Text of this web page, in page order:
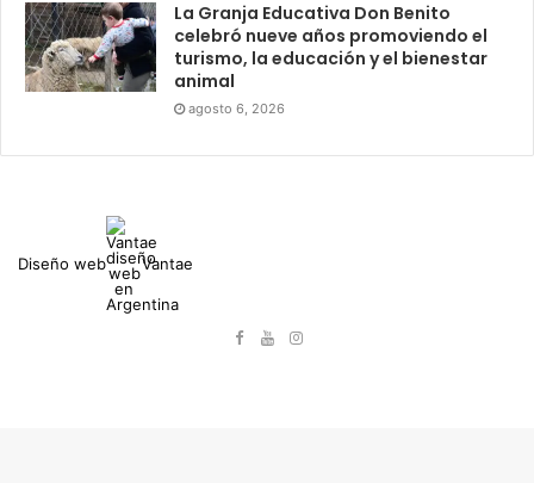
La Granja Educativa Don Benito
celebró nueve años promoviendo el
turismo, la educación y el bienestar
animal
agosto 6, 2026
Diseño web Vantae